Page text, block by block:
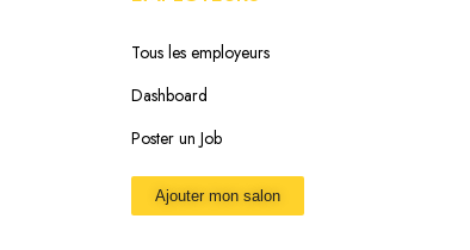
Tous les employeurs
Dashboard
Poster un Job
Ajouter mon salon